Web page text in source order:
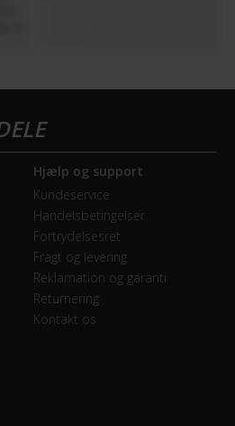
Hjælp og support
Kundeservice
Handelsbetingelser
Fortrydelsesret
Fragt og levering
Reklamation og garanti
Returnering
Kontakt os